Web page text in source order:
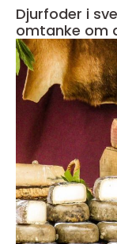
Djurfoder i sveg kunskap,
omtanke om